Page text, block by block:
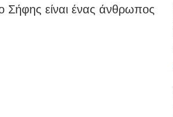
είναι ένας άνθρωπος